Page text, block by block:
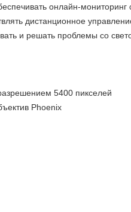
онлайн-
дистанционное
и решать проблемы со
5400 пикселей
Phoenix